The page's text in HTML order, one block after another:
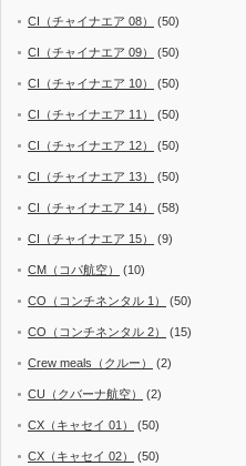
CI（チャイナエア 08） (50)
CI（チャイナエア 09） (50)
CI（チャイナエア 10） (50)
CI（チャイナエア 11） (50)
CI（チャイナエア 12） (50)
CI（チャイナエア 13） (50)
CI（チャイナエア 14） (58)
CI（チャイナエア 15） (9)
CM（コパ航空） (10)
CO（コンチネンタル 1） (50)
CO（コンチネンタル 2） (15)
Crew meals（クルー） (2)
CU（クバーナ航空） (2)
CX（キャセイ 01） (50)
CX（キャセイ 02） (50)